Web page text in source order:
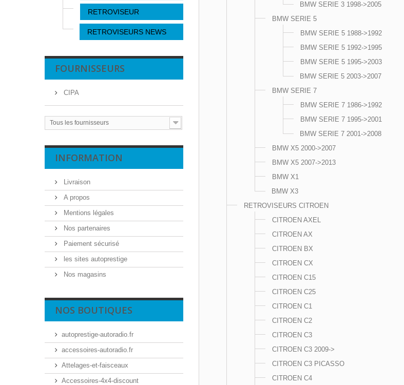
RETROVISEUR
RETROVISEURS NEWS
FOURNISSEURS
CIPA
Tous les fournisseurs
INFORMATION
Livraison
A propos
Mentions légales
Nos partenaires
Paiement sécurisé
les sites autoprestige
Nos magasins
NOS BOUTIQUES
autoprestige-autoradio.fr
accessoires-autoradio.fr
Attelages-et-faisceaux
Accessoires-4x4-discount
BMW SERIE 3 1998->2005
BMW SERIE 5
BMW SERIE 5 1988->1992
BMW SERIE 5 1992->1995
BMW SERIE 5 1995->2003
BMW SERIE 5 2003->2007
BMW SERIE 7
BMW SERIE 7 1986->1992
BMW SERIE 7 1995->2001
BMW SERIE 7 2001->2008
BMW X5 2000->2007
BMW X5 2007->2013
BMW X1
BMW X3
RETROVISEURS CITROEN
CITROEN AXEL
CITROEN AX
CITROEN BX
CITROEN CX
CITROEN C15
CITROEN C25
CITROEN C1
CITROEN C2
CITROEN C3
CITROEN C3 2009->
CITROEN C3 PICASSO
CITROEN C4